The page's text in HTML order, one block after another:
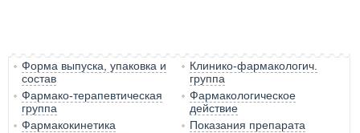
Форма выпуска, упаковка и
состав
Клинико-фармакологич.
группа
Фармако-терапевтическая
группа
Фармакологическое
действие
Фармакокинетика
Показания препарата